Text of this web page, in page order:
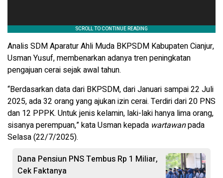
Analis SDM Aparatur Ahli Muda BKPSDM Kabupaten Cianjur,
Usman Yusuf, membenarkan adanya tren peningkatan
pengajuan cerai sejak awal tahun.
“Berdasarkan data dari BKPSDM, dari Januari sampai 22 Juli
2025, ada 32 orang yang ajukan izin cerai. Terdiri dari 20 PNS
dan 12 PPPK. Untuk jenis kelamin, laki-laki hanya lima orang,
sisanya perempuan,” kata Usman kepada wartawanpada
Selasa (22/7/2025).
Dana Pensiun PNS Tembus Rp 1 Miliar,
Cek Faktanya